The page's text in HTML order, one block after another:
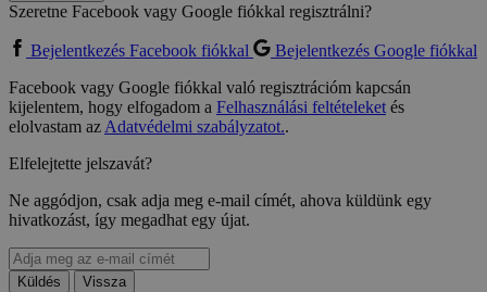
Szeretne Facebook vagy Google fiókkal regisztrálni?
Bejelentkezés Facebook fiókkal
Bejelentkezés Google fiókkal
Facebook vagy Google fiókkal való regisztrációm kapcsán
kijelentem, hogy elfogadom a Felhasználási feltételeketés
elolvastam azAdatvédelmi szabályzatot..
Elfelejtette jelszavát?
Ne aggódjon, csak adja meg e-mail címét, ahova küldünk egy
hivatkozást, így megadhat egy újat.
Küldés
Vissza